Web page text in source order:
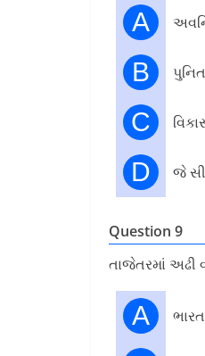
A
B
C
D જે સી
Question 9
તાજેતરમાં અઢી
A ભારત